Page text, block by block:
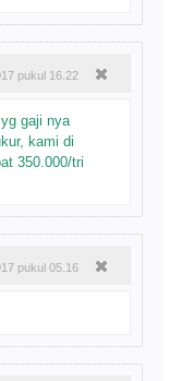
pukul 16.22
gaji nya
kami di
350.000/tri
pukul 05.16